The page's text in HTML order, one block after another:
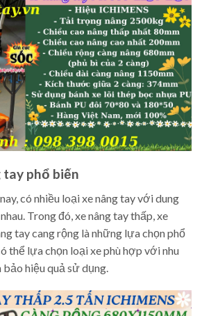
tay phổ biến
có nhiều loại xe nâng tay với dung
Trong đó, xe nâng tay thấp, xe
tay cang rộng là những lựa chọn phổ
thể lựa chọn loại xe phù hợp với nhu
hiệu quả sử dụng.